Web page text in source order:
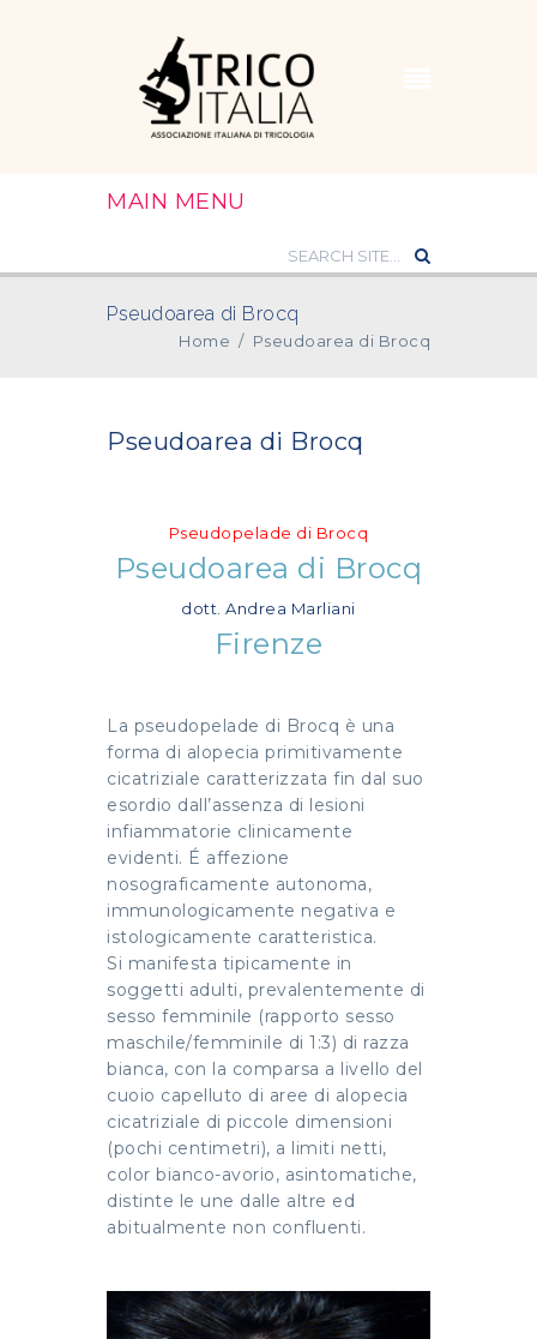
MAIN MENU
Pseudoarea di Brocq
Home / Pseudoarea di Brocq
Pseudoarea di Brocq
Pseudopelade di Brocq
Pseudoarea di Brocq
dott. Andrea Marliani
Firenze
La pseudopelade di Brocq è una
forma di alopecia primitivamente
cicatriziale caratterizzata fin dal suo
esordio dall’assenza di lesioni
infiammatorie clinicamente
evidenti. É affezione
nosograficamente autonoma,
immunologicamente negativa e
istologicamente caratteristica.
Si manifesta tipicamente in
soggetti adulti, prevalentemente di
sesso femminile (rapporto sesso
maschile/femminile di 1:3) di razza
bianca, con la comparsa a livello del
cuoio capelluto di aree di alopecia
cicatriziale di piccole dimensioni
(pochi centimetri), a limiti netti,
color bianco-avorio, asintomatiche,
distinte le une dalle altre ed
abitualmente non confluenti.